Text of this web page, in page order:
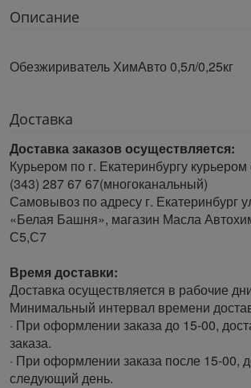
Описание
Обезжириватель ХимАвто 0,5л/0,25кг
Доставка
Доставка заказов осуществляется:
Курьером по г. Екатеринбургу
(343) 287 67 67(многоканальный)
Самовывоз по адресу г. Екатеринбург
«Белая Башня», магазин Масла
С5,С7
Время доставки:
Доставка осуществляется в рабочие
Минимальный интервал времени
· При оформлении заказа до 15-00,
заказа.
· При оформлении заказа после 15-00,
следующий день.